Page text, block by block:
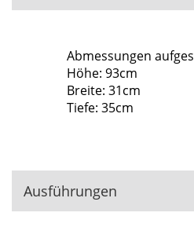
Abmessungen
Höhe: 93cm
Breite: 31cm
Tiefe: 35cm
Ausführungen